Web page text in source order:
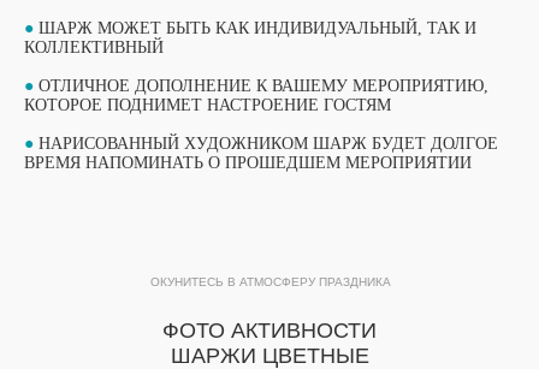
● ШАРЖ МОЖЕТ БЫТЬ КАК ИНДИВИДУАЛЬНЫЙ, ТАК И
КОЛЛЕКТИВНЫЙ
● ОТЛИЧНОЕ ДОПОЛНЕНИЕ К ВАШЕМУ МЕРОПРИЯТИЮ,
КОТОРОЕ ПОДНИМЕТ НАСТРОЕНИЕ ГОСТЯМ
● НАРИСОВАННЫЙ ХУДОЖНИКОМ ШАРЖ БУДЕТ ДОЛГОЕ
ВРЕМЯ НАПОМИНАТЬ О ПРОШЕДШЕМ МЕРОПРИЯТИИ
ФОТО АКТИВНОСТИ
ШАРЖИ ЦВЕТНЫЕ
ОКУНИТЕСЬ В АТМОСФЕРУ ПРАЗДНИКА
ФОРМАТЫ ПРОВЕДЕНИЯ
ПРОДОЛЖИТЕЛЬНОСТЬЮ 1 ЧАС. ДО 15
УЧАСТНИКОВ В ГРУППЕ ПРИ РАБОТЕ ОДНОГО
ВЫБЕРИТЕ СВОЙ МАСТЕР-КЛАСС
МАСТЕР-КЛАССА
Быстрый формат мастер-класса, который